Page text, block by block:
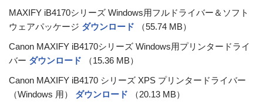
MAXIFY iB4170シリーズ Windows用フルドライバー＆ソフト
ウェアパッケージ ダウンロード
（55.74 MB）
Canon MAXIFY iB4170シリーズ Windows用プリンタードライ
バー ダウンロード
（15.36 MB）
Canon MAXIFY iB4170 シリーズ XPS プリンタードライバー
（Windows 用） ダウンロード
（20.13 MB）